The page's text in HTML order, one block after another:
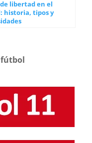
libertad en el
historia, tipos y
fútbol